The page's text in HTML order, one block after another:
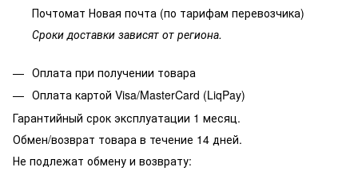
Почтомат Новая почта (по тарифам перевозчика)
Сроки доставки зависят от региона.
Оплата при получении товара
Оплата картой Visa/MasterCard (LiqPay)
Гарантийный срок эксплуатации 1 месяц.
Обмен/возврат товара в течение 14 дней.
Не подлежат обмену и возврату: